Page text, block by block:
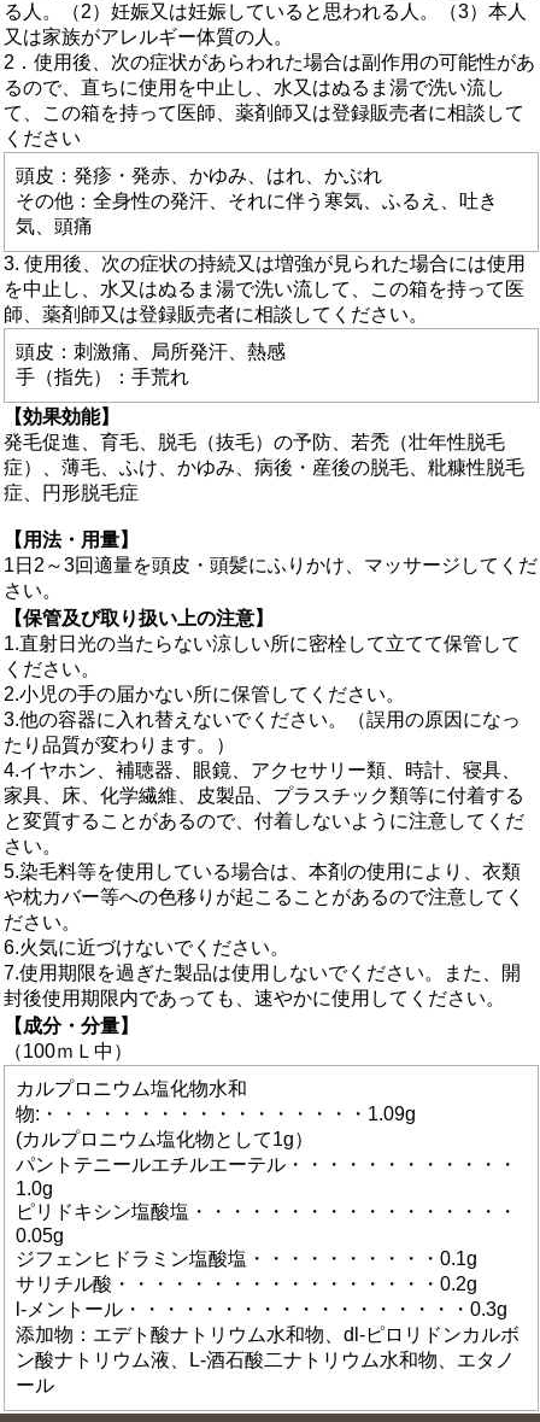
る人。（2）妊娠又は妊娠していると思われる人。（3）本人
又は家族がアレルギー体質の人。
2．使用後、次の症状があらわれた場合は副作用の可能性があ
るので、直ちに使用を中止し、水又はぬるま湯で洗い流し
て、この箱を持って医師、薬剤師又は登録販売者に相談して
ください
頭皮：発疹・発赤、かゆみ、はれ、かぶれ
その他：全身性の発汗、それに伴う寒気、ふるえ、吐き
気、頭痛
3. 使用後、次の症状の持続又は増強が見られた場合には使用
を中止し、水又はぬるま湯で洗い流して、この箱を持って医
師、薬剤師又は登録販売者に相談してください。
頭皮：刺激痛、局所発汗、熱感
手（指先）：手荒れ
【効果効能】
発毛促進、育毛、脱毛（抜毛）の予防、若禿（壮年性脱毛
症）、薄毛、ふけ、かゆみ、病後・産後の脱毛、粃糠性脱毛
症、円形脱毛症
【用法・用量】
1日2～3回適量を頭皮・頭髪にふりかけ、マッサージしてくだ
さい。
【保管及び取り扱い上の注意】
1.直射日光の当たらない涼しい所に密栓して立てて保管して
ください。
2.小児の手の届かない所に保管してください。
3.他の容器に入れ替えないでください。（誤用の原因になっ
たり品質が変わります。）
4.イヤホン、補聴器、眼鏡、アクセサリー類、時計、寝具、
家具、床、化学繊維、皮製品、プラスチック類等に付着する
と変質することがあるので、付着しないように注意してくだ
さい。
5.染毛料等を使用している場合は、本剤の使用により、衣類
や枕カバー等への色移りが起こることがあるので注意してく
ださい。
6.火気に近づけないでください。
7.使用期限を過ぎた製品は使用しないでください。また、開
封後使用期限内であっても、速やかに使用してください。
【成分・分量】
（100ｍＬ中）
カルプロニウム塩化物水和
物:・・・・・・・・・・・・・・・・・1.09g
(カルプロニウム塩化物として1g）
パントテニールエチルエーテル・・・・・・・・・・・・
1.0g
ピリドキシン塩酸塩・・・・・・・・・・・・・・・・・
0.05g
ジフェンヒドラミン塩酸塩・・・・・・・・・・0.1g
サリチル酸・・・・・・・・・・・・・・・・・0.2g
l-メントール・・・・・・・・・・・・・・・・・・0.3g
添加物：エデト酸ナトリウム水和物、dl-ピロリドンカルボ
ン酸ナトリウム液、L-酒石酸二ナトリウム水和物、エタノ
ール